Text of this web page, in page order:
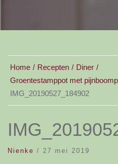
Home Recepten
Diner
Groentestamppot met
IMG_20190527_184902
Nienke / 27 mei 2019